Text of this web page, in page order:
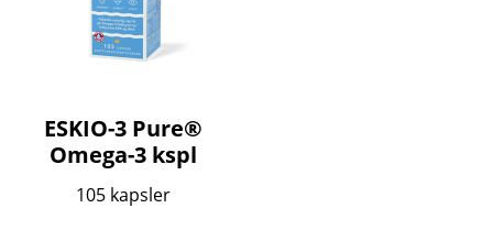
ESKIO-3 Pure®
Omega-3 kspl
105 kapsler